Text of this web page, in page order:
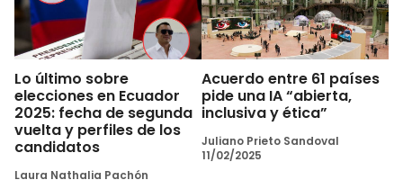
Lo último sobre
elecciones en Ecuador
2025: fecha de segunda
vuelta y perfiles de los
candidatos
Laura Nathalia Pachón
Acuerdo entre 61 países
pide una IA “abierta,
inclusiva y ética”
Juliano Prieto Sandoval
11/02/2025